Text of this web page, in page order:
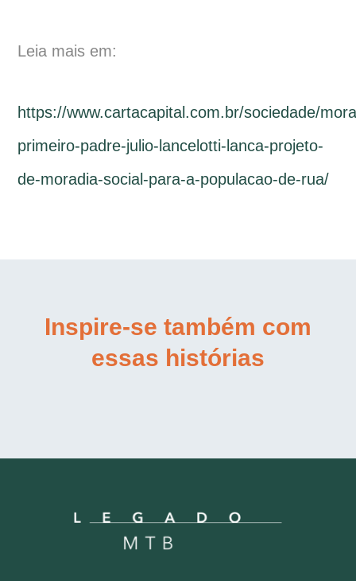
Leia mais em:
https://www.cartacapital.com.br/sociedade/
primeiro-padre-julio-lancelotti-lanca-projeto-
de-moradia-social-para-a-populacao-de-rua/
Inspire-se também com
essas histórias